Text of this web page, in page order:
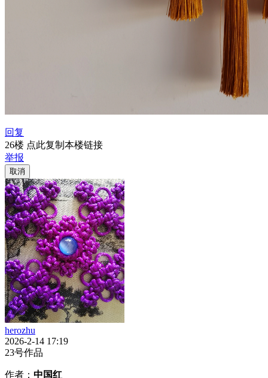
回复
26楼 点此复制本楼链接
举报
取消
herozhu
2026-2-14 17:19
23号作品
作者： 中国红